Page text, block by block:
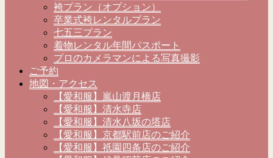
袴プラン（オプション）
卒業式袴レンタルプラン
七五三プラン
着物レンタル年間パスポート
プロのカメラマンによる写真撮影
ご予約
地図・アクセス
【愛和服】嵐山渡月橋店
【愛和服】清水寺店
【愛和服】清水八坂の塔店
【愛和服】京都駅前店のご紹介
【愛和服】祇園四条店のご紹介